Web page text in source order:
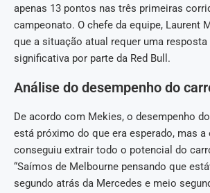
apenas 13 pontos nas três primeiras
campeonato. O chefe da equipe, Laurent
que a situação atual requer uma
significativa por parte da Red Bull.
Análise do desempenho do
De acordo com Mekies, o desempenho
está próximo do que era esperado, mas a
conseguiu extrair todo o potencial do
“Saímos de Melbourne pensando que
segundo atrás da Mercedes e meio